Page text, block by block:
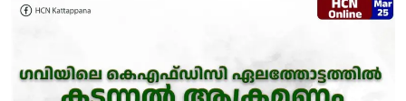
KATTAPPANA